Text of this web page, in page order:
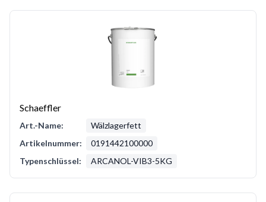
Schaeffler
Art.-Name:
Wälzlagerfett
Artikelnummer:
0191442100000
Typenschlüssel:
ARCANOL-VIB3-5KG